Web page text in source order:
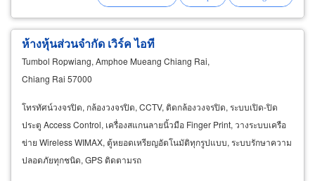
machines, chiang mai,
ห้างหุ้นส่วนจำกัด เวิร์ค ไอที
Tumbol Ropwiang, Amphoe Mueang Chiang Rai,
Chiang Rai 57000
โทรทัศน์วงจรปิด, กล้องวงจรปิด, CCTV, ติดกล้องวงจรปิด, ระบบเปิด-ปิด
ประตู Access Control, เครื่องสแกนลายนิ้วมือ Finger Print, วางระบบเครือ
ข่าย Wireless WIMAX, ตู้หยอดเหรียญอัตโนมัติทุกรูปแบบ, ระบบรักษาความ
ปลอดภัยทุกชนิด, GPS ติดตามรถ